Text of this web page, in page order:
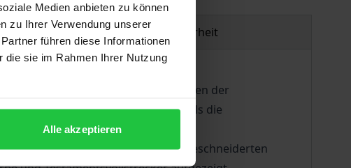
Medien anbieten zu können
zu Ihrer Verwendung unserer
führen diese Informationen
die sie im Rahmen Ihrer Nutzung
Alle akzeptieren
Produktsicherheit
der Vermögen steigt das Bestreben der
bietet dazu mehr Möglichkeiten als die
zu regeln.
für den eigenen Erbfall maßgeschneiderten